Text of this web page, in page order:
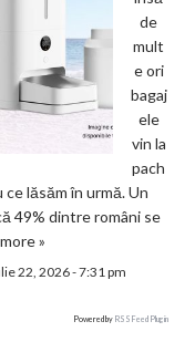
de
mult
e ori
bagaj
ele
vin la
pach
lăsăm în urmă. Un
49% dintre români se
»
22, 2026 - 7:31 pm
Powered by RSS Feed Plugin